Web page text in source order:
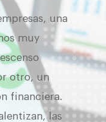
una
muy
otro, un
financiera.
las